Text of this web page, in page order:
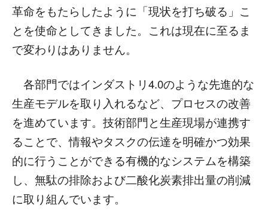
革命をもたらしたように「現状を打ち破る」こ
とを使命としてきました。これは現在に至るま
で変わりはありません。
各部門ではインダストリ4.0のような先進的な
生産モデルを取り入れるなど、プロセスの改善
を進めています。技術部門と生産現場が連携す
ることで、情報やタスクの伝達を明確かつ効果
的に行うことができる有機的なシステムを構築
し、無駄の排除および二酸化炭素排出量の削減
に取り組んでいます。